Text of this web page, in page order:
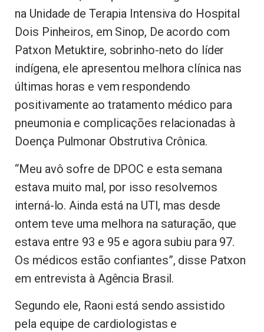
na Unidade de Terapia Intensiva do Hospital
Dois Pinheiros, em Sinop, De acordo com
Patxon Metuktire, sobrinho-neto do líder
indígena, ele apresentou melhora clínica nas
últimas horas e vem respondendo
positivamente ao tratamento médico para
pneumonia e complicações relacionadas à
Doença Pulmonar Obstrutiva Crônica.
“Meu avô sofre de DPOC e esta semana
estava muito mal, por isso resolvemos
interná-lo. Ainda está na UTI, mas desde
ontem teve uma melhora na saturação, que
estava entre 93 e 95 e agora subiu para 97.
Os médicos estão confiantes”, disse Patxon
em entrevista à Agência Brasil.
Segundo ele, Raoni está sendo assistido
pela equipe de cardiologistas e